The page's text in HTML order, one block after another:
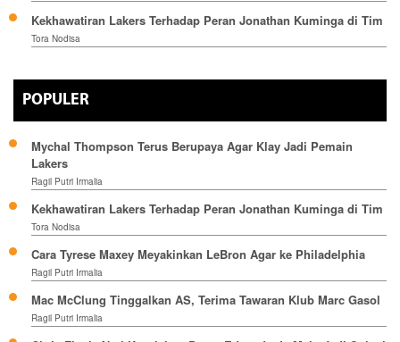
Kekhawatiran Lakers Terhadap Peran Jonathan Kuminga di Tim
Tora Nodisa
POPULER
Mychal Thompson Terus Berupaya Agar Klay Jadi Pemain
Lakers
Ragil Putri Irmalia
Kekhawatiran Lakers Terhadap Peran Jonathan Kuminga di Tim
Tora Nodisa
Cara Tyrese Maxey Meyakinkan LeBron Agar ke Philadelphia
Ragil Putri Irmalia
Mac McClung Tinggalkan AS, Terima Tawaran Klub Marc Gasol
Ragil Putri Irmalia